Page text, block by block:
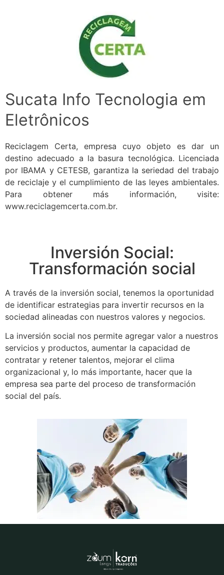
Sucata Info Tecnologia em
Eletrônicos
Reciclagem Certa, empresa cuyo objeto es dar un
destino adecuado a la basura tecnológica. Licenciada
por IBAMA y CETESB, garantiza la seriedad del trabajo
de reciclaje y el cumplimiento de las leyes ambientales.
Para obtener más información, visite:
www.reciclagemcerta.com.br.
Inversión Social:
Transformación social
A través de la inversión social, tenemos la oportunidad
de identificar estrategias para invertir recursos en la
sociedad alineadas con nuestros valores y negocios.
La inversión social nos permite agregar valor a nuestros
servicios y productos, aumentar la capacidad de
contratar y retener talentos, mejorar el clima
organizacional y, lo más importante, hacer que la
empresa sea parte del proceso de transformación
social del país.